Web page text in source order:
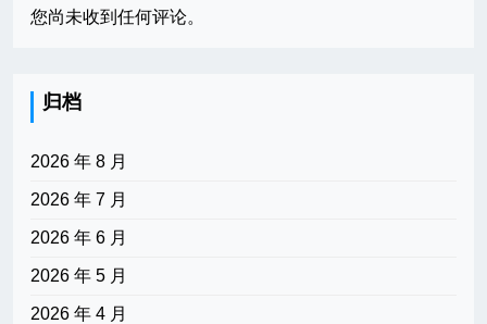
您尚未收到任何评论。
归档
2026 年 8 月
2026 年 7 月
2026 年 6 月
2026 年 5 月
2026 年 4 月